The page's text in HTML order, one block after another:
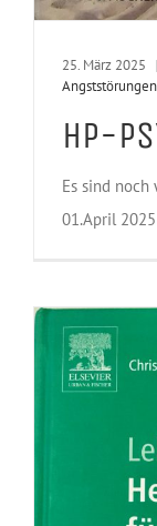
25. März 2025 |
Angststörungen
HP-
Es sind
01.April